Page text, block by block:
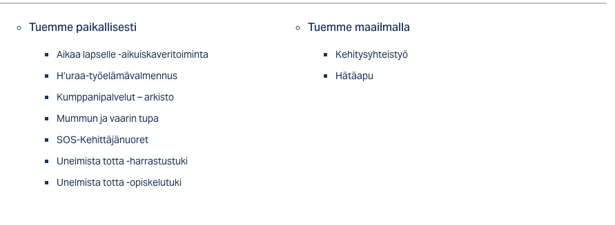
Tuemme paikallisesti
Aikaa lapselle -aikuiskaveritoiminta
H’uraa-työelämävalmennus
Kumppanipalvelut – arkisto
Mummun ja vaarin tupa
SOS-Kehittäjänuoret
Unelmista totta -harrastustuki
Unelmista totta -opiskelutuki
Tuemme maailmalla
Kehitysyhteistyö
Hätäapu